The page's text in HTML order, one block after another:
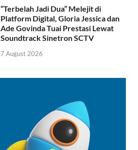
“Terbelah Jadi Dua” Melejit di
Platform Digital, Gloria Jessica dan
Ade Govinda Tuai Prestasi Lewat
Soundtrack Sinetron SCTV
7 August 2026